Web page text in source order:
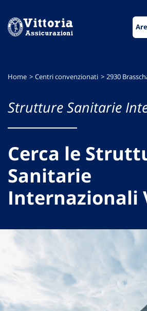
menu
contenuto
footer
Home Centri convenzionati 2930
Strutture Sanitarie
Cerca le
Sanitarie
Internazionali